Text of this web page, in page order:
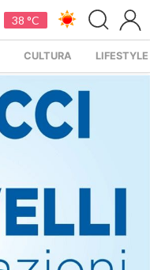
38 °C
CULTURA LIFESTYLE